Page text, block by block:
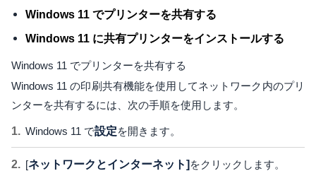
Windows 11 でプリンターを共有する
Windows 11 に共有プリンターをインストールする
Windows 11 でプリンターを共有する
Windows 11 の印刷共有機能を使用してネットワーク内のプリ
ンターを共有するには、次の手順を使用します。
Windows 11 で設定を開きます。
[ネットワークとインターネット] をクリックします。